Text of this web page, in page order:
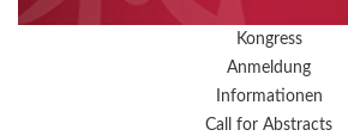
Kongress
Anmeldung
Informationen
Call for Abstracts